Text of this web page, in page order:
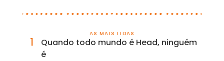
AS MAIS LIDAS
1
Quando todo mundo é Head, ninguém
é